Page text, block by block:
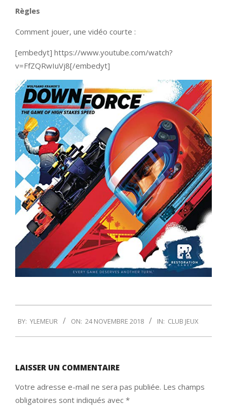
Règles
Comment jouer, une vidéo courte :
[embedyt] https://www.youtube.com/watch?
v=FfZQRwIuVj8[/embedyt]
11-
24
BY: YLEMEUR ON: 24 NOVEMBRE 2018 IN: CLUB JEUX
LAISSER UN COMMENTAIRE
Votre adresse e-mail ne sera pas publiée. Les champs
obligatoires sont indiqués avec *